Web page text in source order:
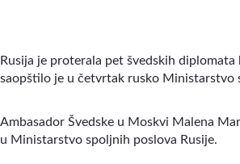
Rusija je proterala pet švedskih diplomata
saopštilo je u četvrtak rusko Ministarstvo
Ambasador Švedske u Moskvi Malena
u Ministarstvo spoljnih poslova Rusije.